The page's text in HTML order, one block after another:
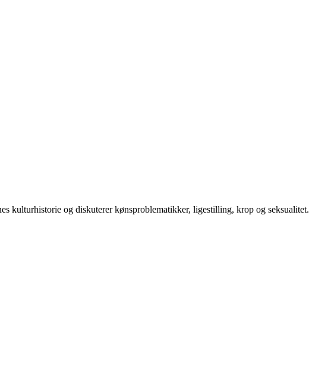
og diskuterer kønsproblematikker, ligestilling, krop og seksualitet.